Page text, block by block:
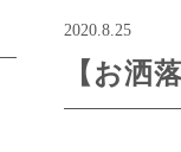
2020.8.25
【お洒